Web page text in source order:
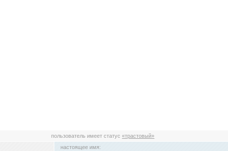
пользователь имеет статус«трастовый»
настоящее имя: